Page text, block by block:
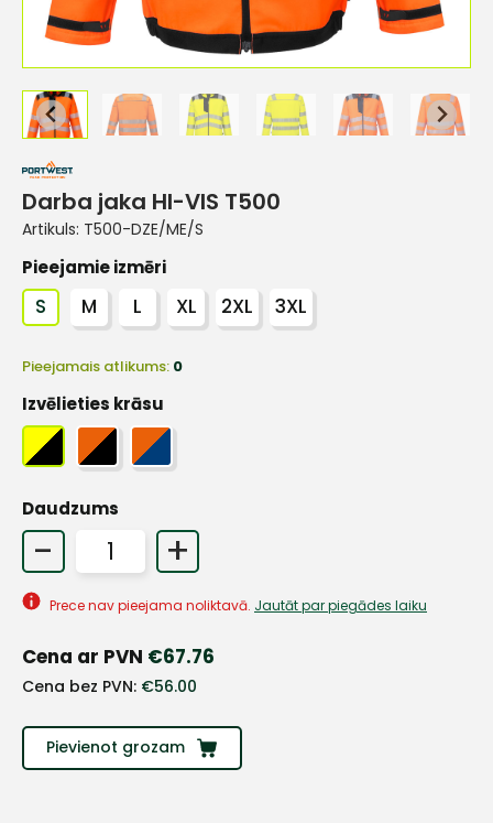
Darba jaka HI-VIS T500
Artikuls: T500-DZE/ME/S
Pieejamie izmēri
S M L XL 2XL 3XL
Pieejamais atlikums: 0
Izvēlieties krāsu
Daudzums
- +
Prece nav pieejama noliktavā. Jautāt par piegādes laiku
Cena ar PVN €67.76
Cena bez PVN: €56.00
Pievienot grozam
+